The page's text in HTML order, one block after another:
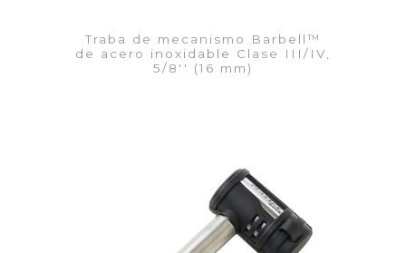
Traba de mecanismo Barbell™
de acero inoxidable Clase III/IV,
5/8'' (16 mm)
VER DETALLES
Añadir a la lista de cotización